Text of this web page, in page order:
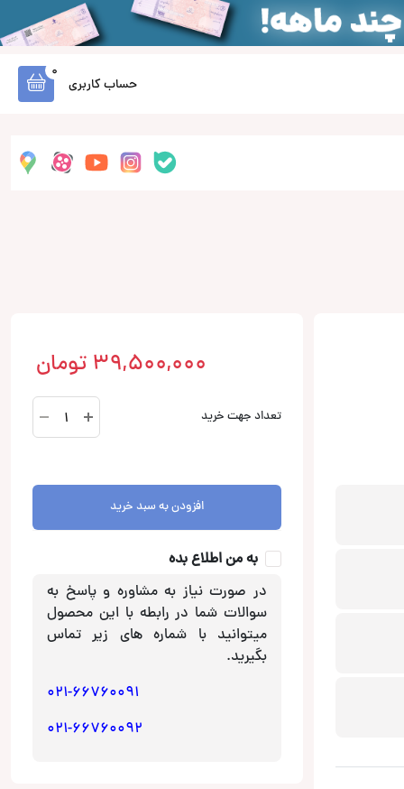
حساب کاربری
0
39,500,000 تومان
تعداد جهت خرید
XM-
GS100
سونی
عدد
افزودن به سبد خرید
به من اطلاع بده
در صورت نیاز به مشاوره و پاسخ به
سوالات شما در رابطه با این محصول
میتوانید با شماره های زیر تماس
بگیرید.
021-66760091
021-66760092